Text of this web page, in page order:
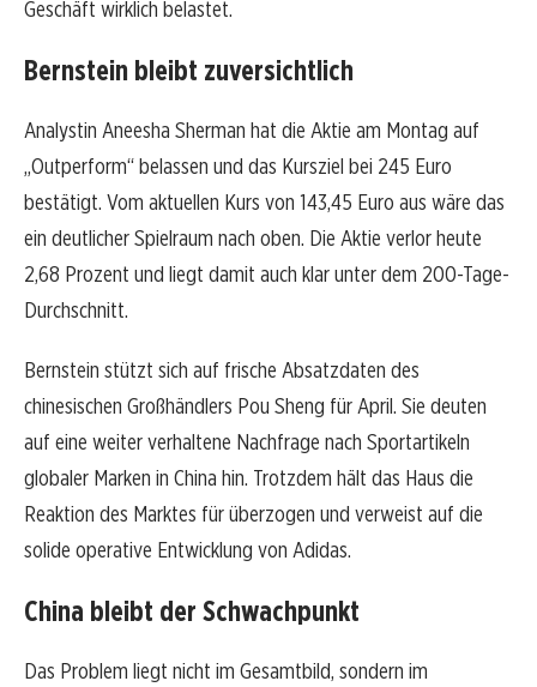
Geschäft wirklich belastet.
Bernstein bleibt zuversichtlich
Analystin Aneesha Sherman hat die Aktie am Montag auf
„Outperform“ belassen und das Kursziel bei 245 Euro
bestätigt. Vom aktuellen Kurs von 143,45 Euro aus wäre das
ein deutlicher Spielraum nach oben. Die Aktie verlor heute
2,68 Prozent und liegt damit auch klar unter dem 200-Tage-
Durchschnitt.
Bernstein stützt sich auf frische Absatzdaten des
chinesischen Großhändlers Pou Sheng für April. Sie deuten
auf eine weiter verhaltene Nachfrage nach Sportartikeln
globaler Marken in China hin. Trotzdem hält das Haus die
Reaktion des Marktes für überzogen und verweist auf die
solide operative Entwicklung von Adidas.
China bleibt der Schwachpunkt
Das Problem liegt nicht im Gesamtbild, sondern im